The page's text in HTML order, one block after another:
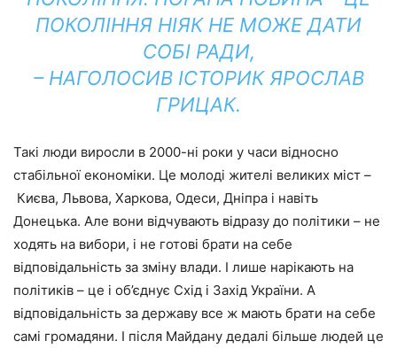
ПОКОЛІННЯ НІЯК НЕ МОЖЕ ДАТИ
СОБІ РАДИ,
– НАГОЛОСИВ ІСТОРИК ЯРОСЛАВ
ГРИЦАК.
Такі люди виросли в 2000-ні роки у часи відносно
стабільної економіки. Це молоді жителі великих міст –
Києва, Львова, Харкова, Одеси, Дніпра і навіть
Донецька. Але вони відчувають відразу до політики – не
ходять на вибори, і не готові брати на себе
відповідальність за зміну влади. І лише нарікають на
політиків – це і об’єднує Схід і Захід України. А
відповідальність за державу все ж мають брати на себе
самі громадяни. І після Майдану дедалі більше людей це